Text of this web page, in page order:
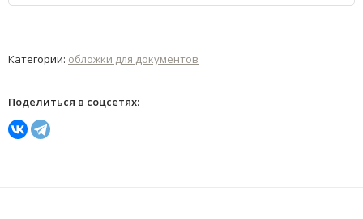
Категории: обложки для документов
Поделиться в соцсетях: